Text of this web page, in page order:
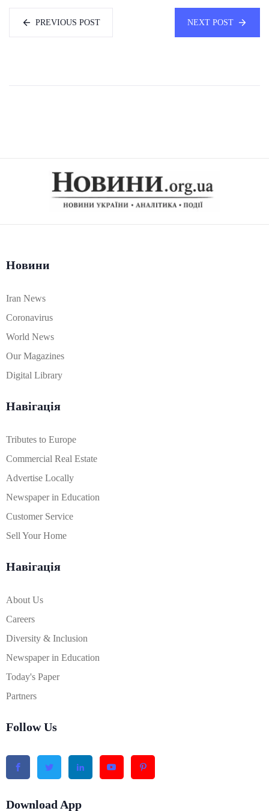
PREVIOUS POST NEXT POST
Новини
Iran News
Coronavirus
World News
Our Magazines
Digital Library
Навігація
Tributes to Europe
Commercial Real Estate
Advertise Locally
Newspaper in Education
Customer Service
Sell Your Home
Навігація
About Us
Careers
Diversity & Inclusion
Newspaper in Education
Today's Paper
Partners
Follow Us
Download App